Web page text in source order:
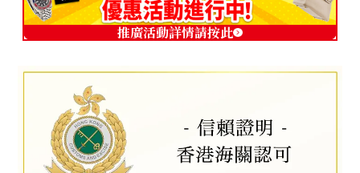
推廣活動詳情請按此